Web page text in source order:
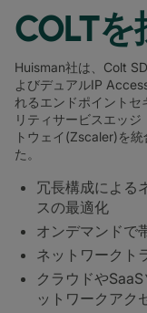
COLT
Huisman社は、Colt
よびデュアルIP
れるエンドポイントセ
リティサービスエッ
トウェイ(Zscaler)を
た。
冗長構成による
スの最適化
オンデマンドで
ネットワークト
クラウドや
ットワークアク